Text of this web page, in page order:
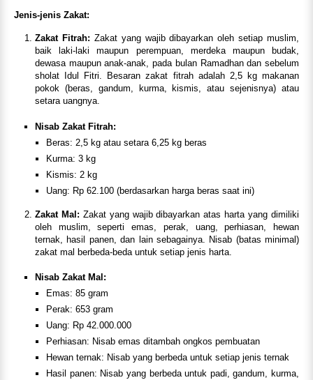
Jenis-jenis Zakat:
Zakat Fitrah: Zakat yang wajib dibayarkan oleh setiap muslim,
baik laki-laki maupun perempuan, merdeka maupun budak,
dewasa maupun anak-anak, pada bulan Ramadhan dan sebelum
sholat Idul Fitri. Besaran zakat fitrah adalah 2,5 kg makanan
pokok (beras, gandum, kurma, kismis, atau sejenisnya) atau
setara uangnya.
Nisab Zakat Fitrah:
Beras: 2,5 kg atau setara 6,25 kg beras
Kurma: 3 kg
Kismis: 2 kg
Uang: Rp 62.100 (berdasarkan harga beras saat ini)
Zakat Mal: Zakat yang wajib dibayarkan atas harta yang dimiliki
oleh muslim, seperti emas, perak, uang, perhiasan, hewan
ternak, hasil panen, dan lain sebagainya. Nisab (batas minimal)
zakat mal berbeda-beda untuk setiap jenis harta.
Nisab Zakat Mal:
Emas: 85 gram
Perak: 653 gram
Uang: Rp 42.000.000
Perhiasan: Nisab emas ditambah ongkos pembuatan
Hewan ternak: Nisab yang berbeda untuk setiap jenis ternak
Hasil panen: Nisab yang berbeda untuk padi, gandum, kurma,